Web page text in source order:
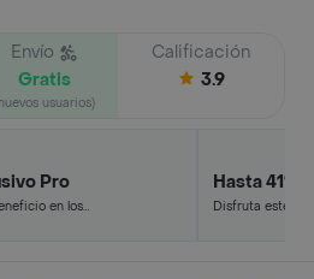
Envío
Gratis
usuarios)
Calificación
3.9
Pro
en los
Hasta 41%
Disfruta este